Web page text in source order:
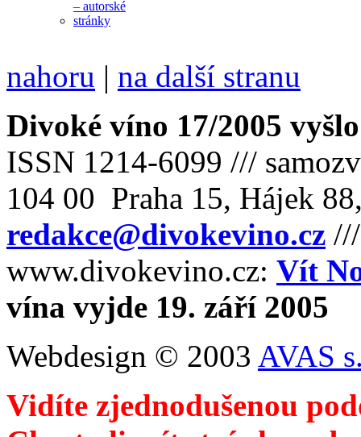
nahoru | na další stranu
Divoké víno 17/2005
ISSN 1214-6099 ///
104 00 Praha 15, Hájek
redakce@divokevino.cz
www.divokevino.cz: Vít
vína vyjde 19. září 2005
Webdesign © 2003 AVAS
Vidíte zjednodušenou